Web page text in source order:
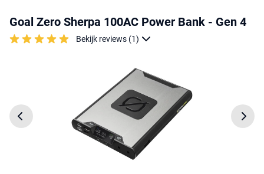
Goal Zero Sherpa 100AC Power Bank - Gen 4
Bekijk reviews (1)